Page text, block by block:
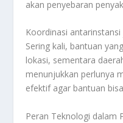
akan penyebaran
Koordinasi
Sering kali, bantuan
lokasi, sementara
menunjukkan perlunya
efektif agar bantuan
Peran Teknologi dalam